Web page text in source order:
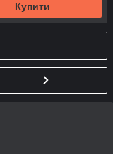
Купити